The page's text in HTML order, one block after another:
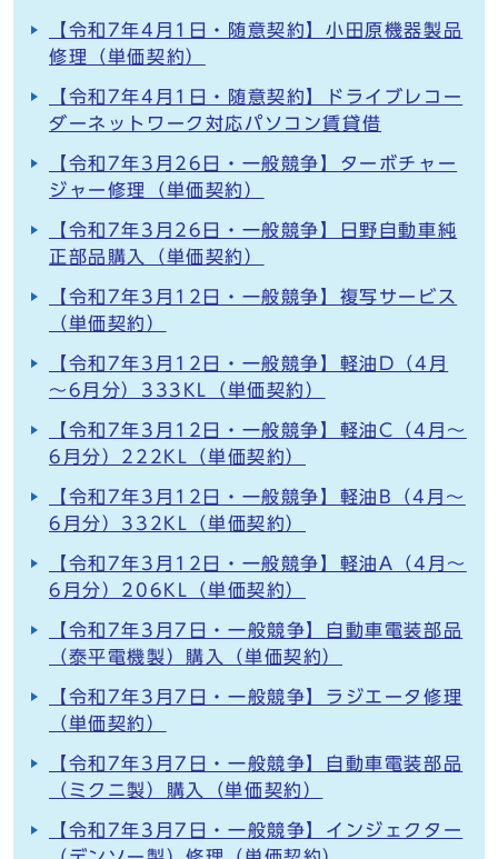
【令和7年4月1日・随意契約】小田原機器製品
修理（単価契約）
【令和7年4月1日・随意契約】ドライブレコー
ダーネットワーク対応パソコン賃貸借
【令和7年3月26日・一般競争】ターボチャー
ジャー修理（単価契約）
【令和7年3月26日・一般競争】日野自動車純
正部品購入（単価契約）
【令和7年3月12日・一般競争】複写サービス
（単価契約）
【令和7年3月12日・一般競争】軽油D（4月
～6月分）333KL（単価契約）
【令和7年3月12日・一般競争】軽油C（4月～
6月分）222KL（単価契約）
【令和7年3月12日・一般競争】軽油B（4月～
6月分）332KL（単価契約）
【令和7年3月12日・一般競争】軽油A（4月～
6月分）206KL（単価契約）
【令和7年3月7日・一般競争】自動車電装部品
（泰平電機製）購入（単価契約）
【令和7年3月7日・一般競争】ラジエータ修理
（単価契約）
【令和7年3月7日・一般競争】自動車電装部品
（ミクニ製）購入（単価契約）
【令和7年3月7日・一般競争】インジェクター